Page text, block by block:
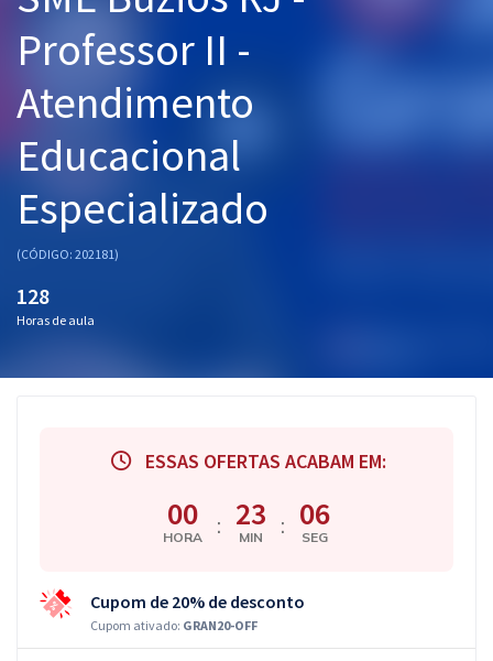
Graduação
Mentorias
Questões grátis
Blog
Professor II -
Atendimento
Educacional
Especializado
(CÓDIGO: 202181)
128
Horas de aula
ESSAS OFERTAS ACABAM EM:
00
HORA : 23
MIN : 05
SEG
Cupom de 20% de desconto
Cupom ativado: GRAN20-OFF